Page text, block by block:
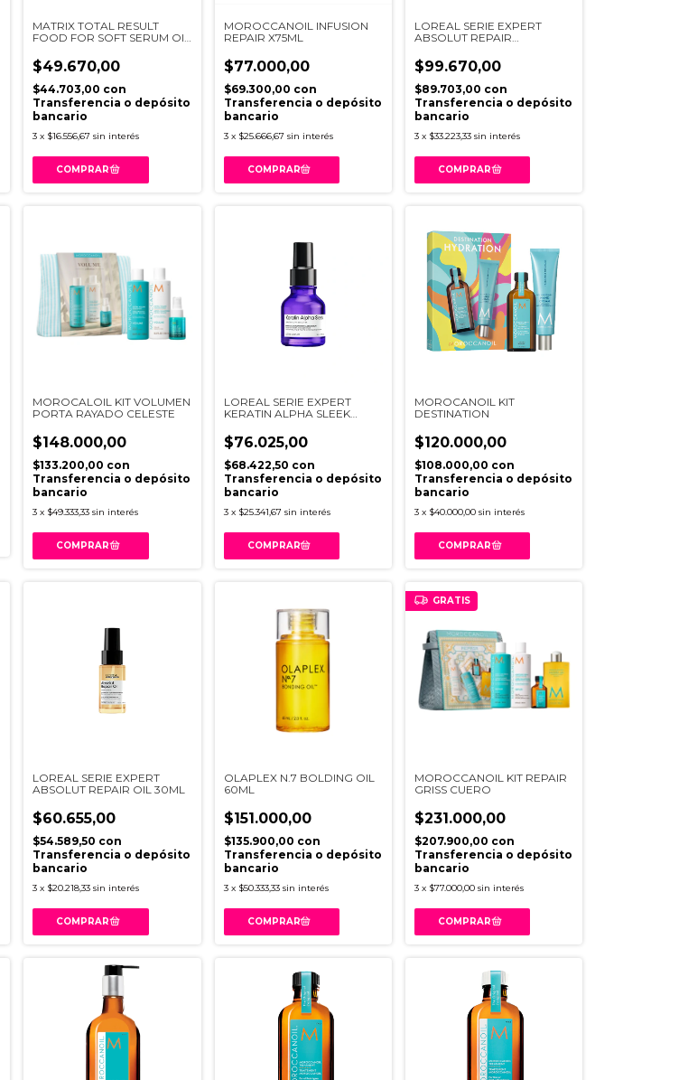
MATRIX TOTAL RESULT
FOOD FOR SOFT SERUM OIL
$49.670,00
$44.703,00 con
Transferencia o depósito
bancario
3 x $16.556,67 sin interés
MOROCCANOIL INFUSION
REPAIR X75ML
$77.000,00
$69.300,00 con
Transferencia o depósito
bancario
3 x $25.666,67 sin interés
LOREAL SERIE EXPERT
ABSOLUT REPAIR
$99.670,00
$89.703,00 con
Transferencia o depósito
bancario
3 x $33.223,33 sin interés
MOROCALOIL KIT VOLUMEN
PORTA RAYADO CELESTE
$148.000,00
$133.200,00 con
Transferencia o depósito
bancario
3 x $49.333,33 sin interés
LOREAL SERIE EXPERT
KERATIN ALPHA SLEEK
$76.025,00
$68.422,50 con
Transferencia o depósito
bancario
3 x $25.341,67 sin interés
MOROCANOIL KIT
DESTINATION
$120.000,00
$108.000,00 con
Transferencia o depósito
bancario
3 x $40.000,00 sin interés
LOREAL SERIE EXPERT
ABSOLUT REPAIR OIL 30ML
$60.655,00
$54.589,50 con
Transferencia o depósito
bancario
3 x $20.218,33 sin interés
OLAPLEX N.7 BOLDING OIL
60ML
$151.000,00
$135.900,00 con
Transferencia o depósito
bancario
3 x $50.333,33 sin interés
GRATIS
MOROCCANOIL KIT REPAIR
GRISS CUERO
$231.000,00
$207.900,00 con
Transferencia o depósito
bancario
3 x $77.000,00 sin interés